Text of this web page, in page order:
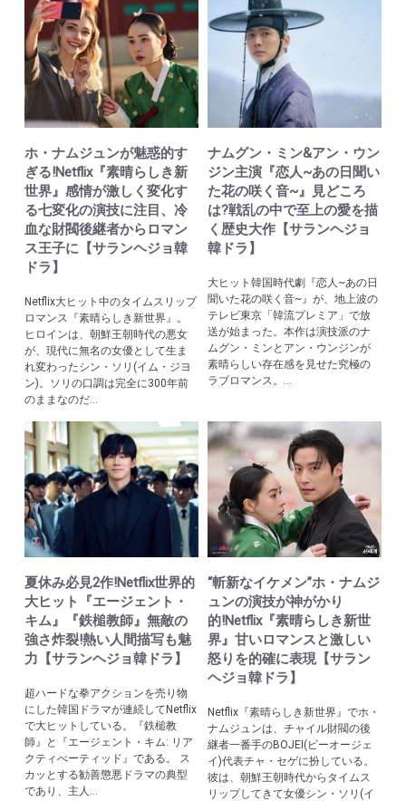
ホ・ナムジュンが魅惑的す
ぎる!Netflix『素晴らしき新
世界』感情が激しく変化す
る七変化の演技に注目、冷
血な財閥後継者からロマン
ス王子に【サランヘジョ韓
ドラ】
Netflix大ヒット中のタイムスリップ
ロマンス『素晴らしき新世界』。
ヒロインは、朝鮮王朝時代の悪女
が、現代に無名の女優として生ま
れ変わったシン・ソリ(イム・ジヨ
ン)。ソリの口調は完全に300年前
のままなのだ...
ナムグン・ミン&アン・ウン
ジン主演『恋人~あの日聞い
た花の咲く音~』見どころ
は?戦乱の中で至上の愛を描
く歴史大作【サランヘジョ
韓ドラ】
大ヒット韓国時代劇『恋人~あの日
聞いた花の咲く音~』が、地上波の
テレビ東京「韓流プレミア」で放
送が始まった。本作は演技派のナ
ムグン・ミンとアン・ウンジンが
素晴らしい存在感を見せた究極の
ラブロマンス。...
夏休み必見2作!Netflix世界的
大ヒット『エージェント・
キム』『鉄槌教師』無敵の
強さ炸裂!熱い人間描写も魅
力【サランヘジョ韓ドラ】
超ハードな拳アクションを売り物
にした韓国ドラマが連続してNetflix
で大ヒットしている。『鉄槌教
師』と『エージェント・キム: リア
クティべーティッド』である。 ス
カッとする勧善懲悪ドラマの典型
であり、主人...
“斬新なイケメン”ホ・ナムジ
ュンの演技が神がかり
的!Netflix『素晴らしき新世
界』甘いロマンスと激しい
怒りを的確に表現【サラン
ヘジョ韓ドラ】
Netflix『素晴らしき新世界』でホ・
ナムジュンは、チャイル財閥の後
継者一番手のBOJEI(ビーオージェ
イ)代表チャ・セゲに扮している。
彼は、朝鮮王朝時代からタイムス
リップしてきて女優シン・ソリ(イ